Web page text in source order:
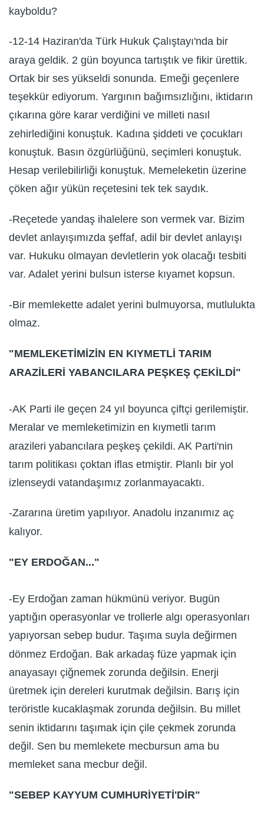
kayboldu?
-12-14 Haziran'da Türk Hukuk Çalıştayı'nda bir
araya geldik. 2 gün boyunca tartıştık ve fikir ürettik.
Ortak bir ses yükseldi sonunda. Emeği geçenlere
teşekkür ediyorum. Yargının bağımsızlığını, iktidarın
çıkarına göre karar verdiğini ve milleti nasıl
zehirlediğini konuştuk. Kadına şiddeti ve çocukları
konuştuk. Basın özgürlüğünü, seçimleri konuştuk.
Hesap verilebilirliği konuştuk. Memeleketin üzerine
çöken ağır yükün reçetesini tek tek saydık.
-Reçetede yandaş ihalelere son vermek var. Bizim
devlet anlayışımızda şeffaf, adil bir devlet anlayışı
var. Hukuku olmayan devletlerin yok olacağı tesbiti
var. Adalet yerini bulsun isterse kıyamet kopsun.
-Bir memlekette adalet yerini bulmuyorsa, mutlulukta
olmaz.
"MEMLEKETİMİZİN EN KIYMETLİ TARIM
ARAZİLERİ YABANCILARA PEŞKEŞ ÇEKİLDİ"
-AK Parti ile geçen 24 yıl boyunca çiftçi gerilemiştir.
Meralar ve memleketimizin en kıymetli tarım
arazileri yabancılara peşkeş çekildi. AK Parti'nin
tarım politikası çoktan iflas etmiştir. Planlı bir yol
izlenseydi vatandaşımız zorlanmayacaktı.
-Zararına üretim yapılıyor. Anadolu inzanımız aç
kalıyor.
"EY ERDOĞAN..."
-Ey Erdoğan zaman hükmünü veriyor. Bugün
yaptığın operasyonlar ve trollerle algı operasyonları
yapıyorsan sebep budur. Taşıma suyla değirmen
dönmez Erdoğan. Bak arkadaş füze yapmak için
anayasayı çiğnemek zorunda değilsin. Enerji
üretmek için dereleri kurutmak değilsin. Barış için
teröristle kucaklaşmak zorunda değilsin. Bu millet
senin iktidarını taşımak için çile çekmek zorunda
değil. Sen bu memlekete mecbursun ama bu
memleket sana mecbur değil.
"SEBEP KAYYUM CUMHURİYETİ'DİR"